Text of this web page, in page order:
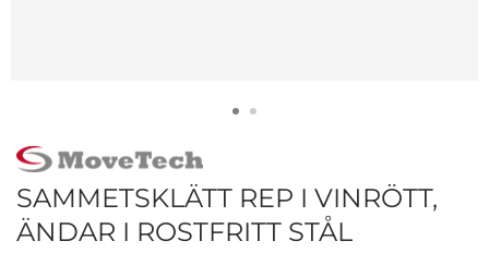
SAMMETSKLÄTT REP I VINRÖTT,
ÄNDAR I ROSTFRITT STÅL